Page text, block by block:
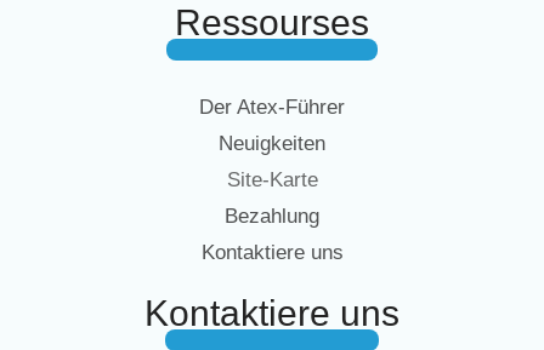
Ressourses
Der Atex-Führer
Neuigkeiten
Site-Karte
Bezahlung
Kontaktiere uns
Kontaktiere uns